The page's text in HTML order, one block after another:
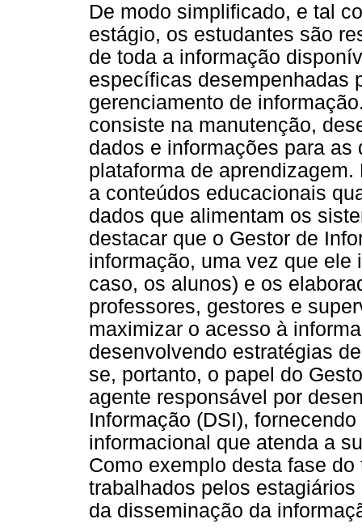
De modo simplificado, e tal
estágio, os estudantes são
de toda a informação
específicas desempenhadas
gerenciamento de
consiste na manutenção,
dados e informações para
plataforma de
a conteúdos educacionais
dados que alimentam os
destacar que o Gestor de
informação, uma vez que ele
caso, os alunos) e os
professores, gestores e
maximizar o acesso à
desenvolvendo estratégias
se, portanto, o papel do
agente responsável por
Informação (DSI),
informacional que atenda a
Como exemplo desta fase
trabalhados pelos
da disseminação da